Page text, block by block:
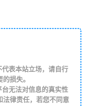
表本站立场，请自行
损失。
无法对信息的真实性
法律责任，若您不同意